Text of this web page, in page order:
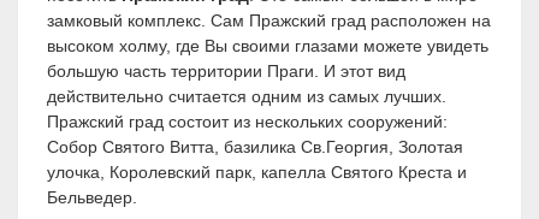
замковый комплекс. Сам Пражский град расположен на
высоком холму, где Вы своими глазами можете увидеть
большую часть территории Праги. И этот вид
действительно считается одним из самых лучших.
Пражский град состоит из нескольких сооружений:
Собор Святого Витта, базилика Св.Георгия, Золотая
улочка, Королевский парк, капелла Святого Креста и
Бельведер.